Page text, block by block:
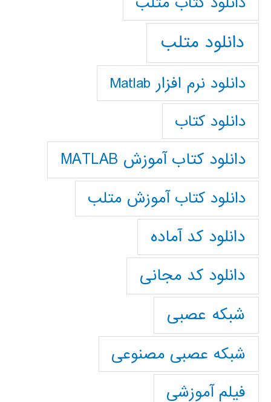
دانلود متلب
دانلود نرم افزار Matlab
دانلود کتاب
دانلود کتاب آموزش MATLAB
دانلود کتاب آموزش متلب
دانلود کد آماده
دانلود کد مجانی
شبکه عصبی
شبکه عصبی مصنوعی
فیلم آموزشی